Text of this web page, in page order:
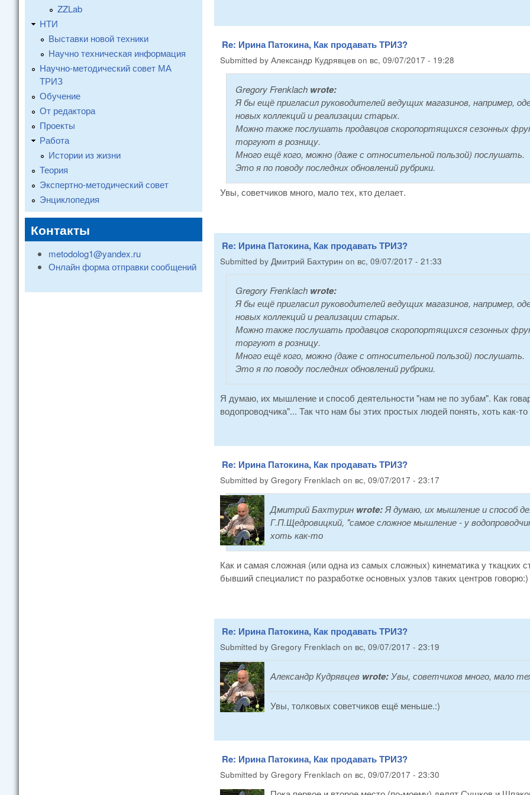
Re: Ирина Патокина, Как продавать ТРИЗ?
Submitted by Александр Кудрявцев on вс, 09/07/2017 - 19:28
Gregory Frenklach wrote:
Я бы ещё пригласил руководителей ведущих магазинов, например,
новых коллекций и реализации старых.
Можно также послушать продавцов скоропортящихся сезонных
торгуют в розницу.
Много ещё кого, можно (даже с относительной пользой) послушать.
Это я по поводу последних обновлений рубрики.
Увы, советчиков много, мало тех, кто делает.
Re: Ирина Патокина, Как продавать ТРИЗ?
Submitted by Дмитрий Бахтурин on вс, 09/07/2017 - 21:33
Gregory Frenklach wrote:
Я бы ещё пригласил руководителей ведущих магазинов, например,
новых коллекций и реализации старых.
Можно также послушать продавцов скоропортящихся сезонных
торгуют в розницу.
Много ещё кого, можно (даже с относительной пользой) послушать.
Это я по поводу последних обновлений рубрики.
Я думаю, их мышление и способ деятельности "нам не по зубам". Как
водопроводчика"... Так что нам бы этих простых людей понять, хоть как-то
Re: Ирина Патокина, Как продавать ТРИЗ?
Submitted by Gregory Frenklach on вс, 09/07/2017 - 23:17
Дмитрий Бахтурин wrote:Я думаю, их мышление и способ
Г.П.Щедровицкий, "самое сложное мышление - у
хоть как-то
Как и самая сложная (или одна из самых сложных) кинематика у ткацких
бывший специалист по разработке основных узлов таких центров говорю:)
Re: Ирина Патокина, Как продавать ТРИЗ?
Submitted by Gregory Frenklach on вс, 09/07/2017 - 23:19
Александр Кудрявцев wrote:Увы, советчиков много, мало
Увы, толковых советчиков ещё меньше.:)
Re: Ирина Патокина, Как продавать ТРИЗ?
Submitted by Gregory Frenklach on вс, 09/07/2017 - 23:30
ZZLab
НТИ
Выставки новой техники
Научно техническая информация
Научно-методический совет МА
ТРИЗ
Обучение
От редактора
Проекты
Работа
Истории из жизни
Теория
Экспертно-методический совет
Энциклопедия
Контакты
metodolog1@yandex.ru
Онлайн форма отправки сообщений